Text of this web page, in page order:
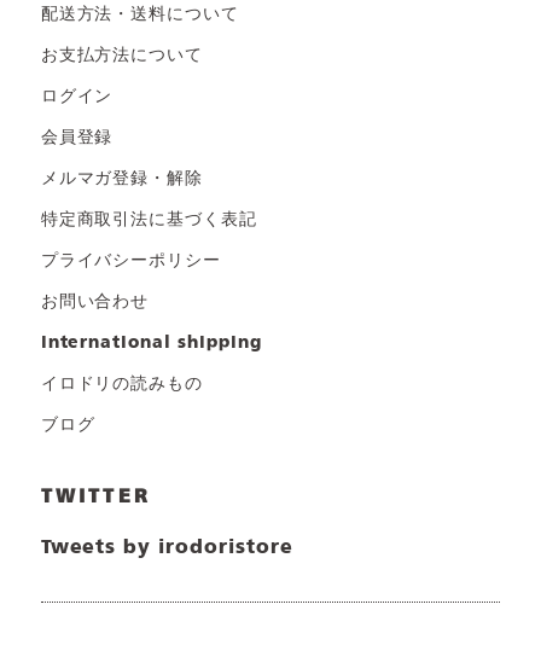
配送方法・送料について
お支払方法について
ログイン
会員登録
メルマガ登録・解除
特定商取引法に基づく表記
プライバシーポリシー
お問い合わせ
international shipping
イロドリの読みもの
ブログ
TWITTER
Tweets by irodoristore